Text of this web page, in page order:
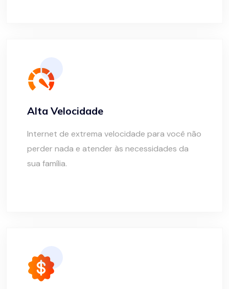
Alta Velocidade
Internet de extrema velocidade para você não
perder nada e atender às necessidades da
sua família.